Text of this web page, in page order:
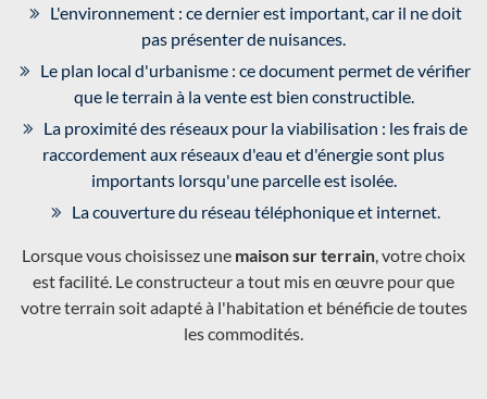
L'environnement : ce dernier est important, car il ne doit
pas présenter de nuisances.
Le plan local d'urbanisme : ce document permet de vérifier
que le terrain à la vente est bien constructible.
La proximité des réseaux pour la viabilisation : les frais de
raccordement aux réseaux d'eau et d'énergie sont plus
importants lorsqu'une parcelle est isolée.
La couverture du réseau téléphonique et internet.
Lorsque vous choisissez une maison sur terrain , votre choix
est facilité. Le constructeur a tout mis en œuvre pour que
votre terrain soit adapté à l'habitation et bénéficie de toutes
les commodités.